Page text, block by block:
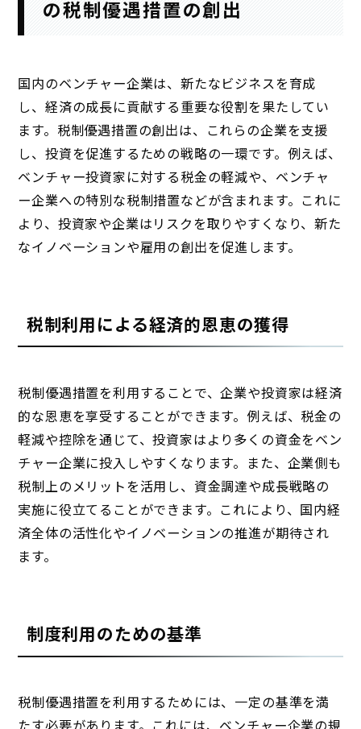
の税制優遇措置の創出
国内のベンチャー企業は、新たなビジネスを育成
し、経済の成長に貢献する重要な役割を果たしてい
ます。税制優遇措置の創出は、これらの企業を支援
し、投資を促進するための戦略の一環です。例えば、
ベンチャー投資家に対する税金の軽減や、ベンチャ
ー企業への特別な税制措置などが含まれます。これに
より、投資家や企業はリスクを取りやすくなり、新た
なイノベーションや雇用の創出を促進します。
税制利用による経済的恩恵の獲得
税制優遇措置を利用することで、企業や投資家は経済
的な恩恵を享受することができます。例えば、税金の
軽減や控除を通じて、投資家はより多くの資金をベン
チャー企業に投入しやすくなります。また、企業側も
税制上のメリットを活用し、資金調達や成長戦略の
実施に役立てることができます。これにより、国内経
済全体の活性化やイノベーションの推進が期待され
ます。
制度利用のための基準
税制優遇措置を利用するためには、一定の基準を満